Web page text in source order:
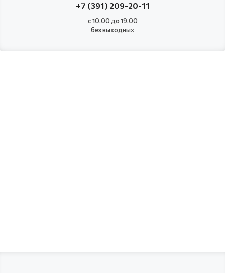
+7 (391) 209-20-11
с 10.00 до 19.00
без выходных